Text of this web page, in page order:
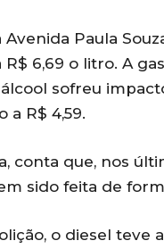
Paula
6,69 o litro. A
sofreu
a R$ 4,59.
conta que, nos
sido feita de
o diesel teve